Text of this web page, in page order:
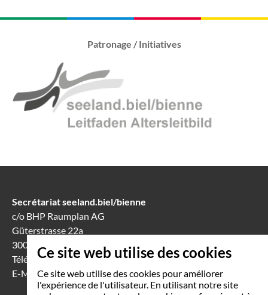
Ce site web utilise des cookies
Ce site web utilise des cookies pour améliorer
l'expérience de l'utilisateur. En utilisant notre site
Patronage / Initiatives
Secrétariat seeland.biel/bienne
c/o BHP Raumplan AG
Güterstrasse 22a
3008 Berne
Téléphone 031 388 60 60
E-Mail
info(at)seeland-biel-bienne.ch